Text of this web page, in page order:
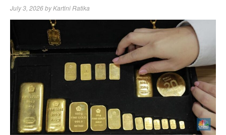
July 3, 2026byKartini Ratika